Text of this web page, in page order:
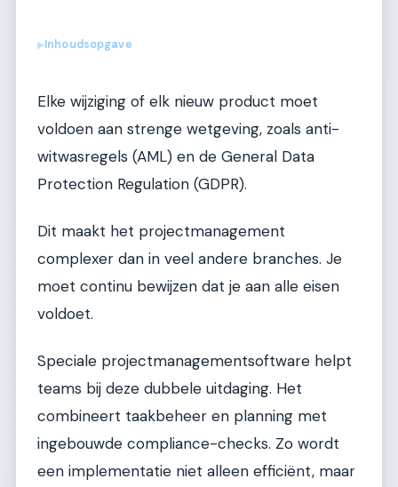
▶Inhoudsopgave
Elke wijziging of elk nieuw product moet
voldoen aan strenge wetgeving, zoals anti-
witwasregels (AML) en de General Data
Protection Regulation (GDPR).
Dit maakt het projectmanagement
complexer dan in veel andere branches. Je
moet continu bewijzen dat je aan alle eisen
voldoet.
Speciale projectmanagementsoftware helpt
teams bij deze dubbele uitdaging. Het
combineert taakbeheer en planning met
ingebouwde compliance-checks. Zo wordt
een implementatie niet alleen efficiënt, maar